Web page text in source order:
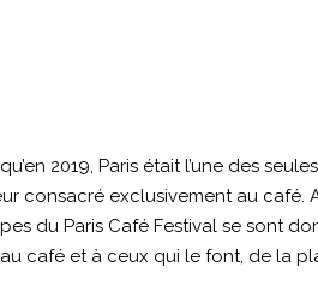
2019, Paris était l’une des
consacré exclusivement au
du Paris Café Festival se sont
café et à ceux qui le font, de la